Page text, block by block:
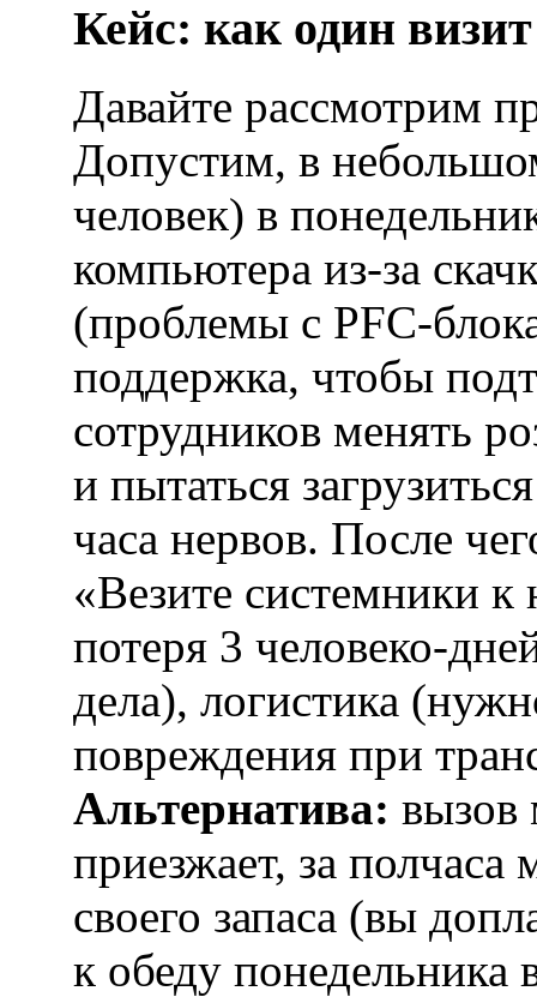
Кейс: как один
Давайте рассмотрим
Допустим, в
человек) в
компьютера из-за
(проблемы с PFC-
поддержка, чтобы
сотрудников менять
и пытаться
часа нервов. После
«Везите системники
потеря 3 человеко-
дела), логистика
повреждения при
Альтернатива: вызов
приезжает, за полчаса
своего запаса (вы
к обеду понедельника